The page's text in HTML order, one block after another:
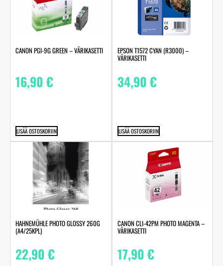
CANON PGI-9G GREEN – VÄRIKASETTI
16,90€
LISÄÄ OSTOSKORIIN
EPSON T1572 CYAN (R3000) –
VÄRIKASETTI
34,90€
LISÄÄ OSTOSKORIIN
HAHNEMÜHLE PHOTO GLOSSY 260G
(A4/25KPL)
22,90€
CANON CLI-42PM PHOTO MAGENTA –
VÄRIKASETTI
17,90€